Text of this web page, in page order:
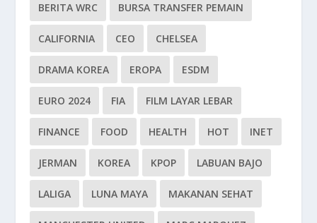
BERITA WRC BURSA TRANSFER PEMAIN
CALIFORNIA CEO CHELSEA
DRAMA KOREA EROPA ESDM
EURO 2024 FIA FILM LAYAR LEBAR
FINANCE FOOD HEALTH HOT INET
JERMAN KOREA KPOP LABUAN BAJO
LALIGA LUNA MAYA MAKANAN SEHAT